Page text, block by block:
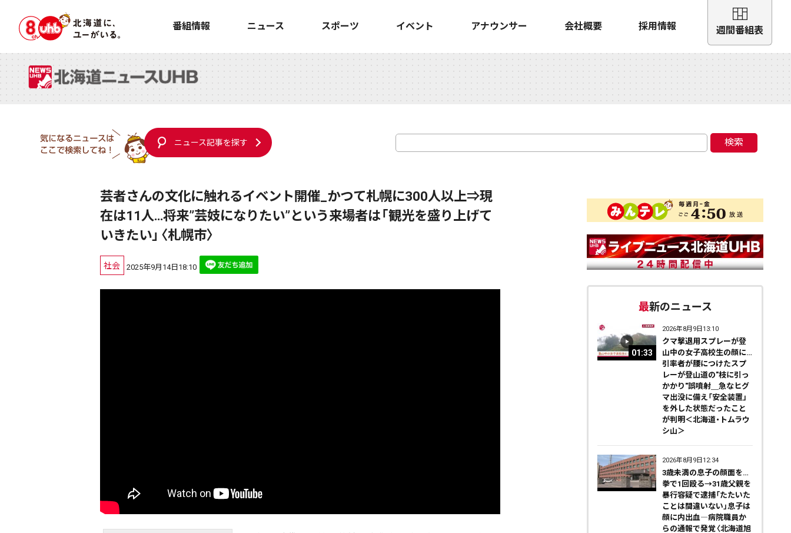
番組情報 ニュース スポーツ イベント アナウンサー 会社概要 採用情報 週間番組表
ニュース記事を探す 検索
芸者さんの文化に触れるイベント開催_かつて札幌に300人以上⇒現
在は11人…将来”芸妓になりたい”という来場者は「観光を盛り上げて
いきたい」〈札幌市〉
社会 2025年9月14日18:10
最新のニュース
01:33
2026年8月9日13:10
クマ撃退用スプレーが登
山中の女子高校生の顔に…
引率者が腰につけたスプ
レーが登山道の"枝に引っ
かかり"誤噴射＿急なヒグ
マ出没に備え「安全装置」
を外した状態だったこと
が判明＜北海道・トムラウ
シ山＞
2026年8月9日12:34
3歳未満の息子の顔面を…
拳で1回殴る→31歳父親を
暴行容疑で逮捕「たたいた
ことは間違いない」息子は
顔に内出血―病院職員か
らの通報で発覚〈北海道旭